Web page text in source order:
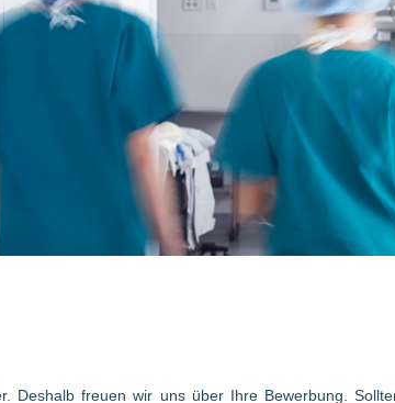
Deshalb freuen wir uns über Ihre Bewerbung.